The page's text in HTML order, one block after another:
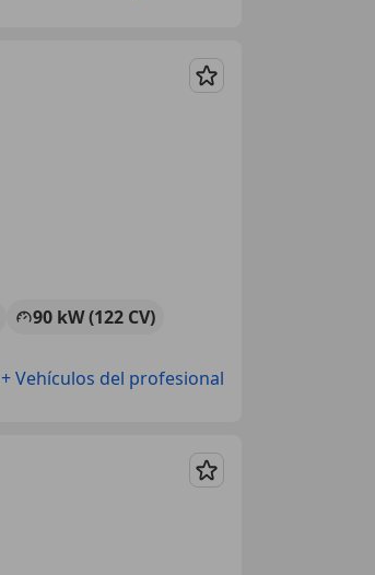
Guardar
90 kW (122 CV)
+ Vehículos del profesional
Guardar